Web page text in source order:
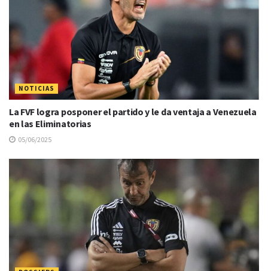
NOTICIAS
La FVF logra posponer el partido y le da ventaja a Venezuela
en las Eliminatorias
05/06/2025